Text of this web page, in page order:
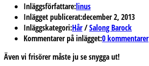
Inläggsförfattare:linus
Inlägget publicerat:december 2, 2013
Inläggskategori:Hår/Salong Barock
Kommentarer på inlägget:0 kommentarer
Även vi frisörer måste ju se snygga ut!